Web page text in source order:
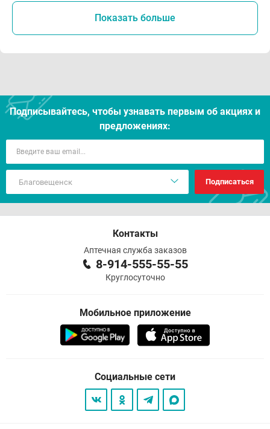
Показать больше
Подписывайтесь, чтобы узнавать первым об акцияx и
предложениях:
Подписаться
Контакты
Аптечная служба заказов
8-914-555-55-55
Круглосуточно
Мобильное приложение
Социальные сети